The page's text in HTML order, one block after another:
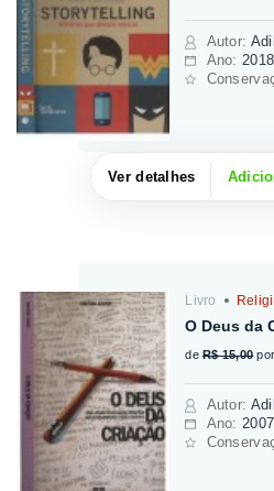
Autor:
Ano: 2018
Ver detalhes
Livro
O Deus da
de R$ 15,00 por
Autor:
Ano: 2007